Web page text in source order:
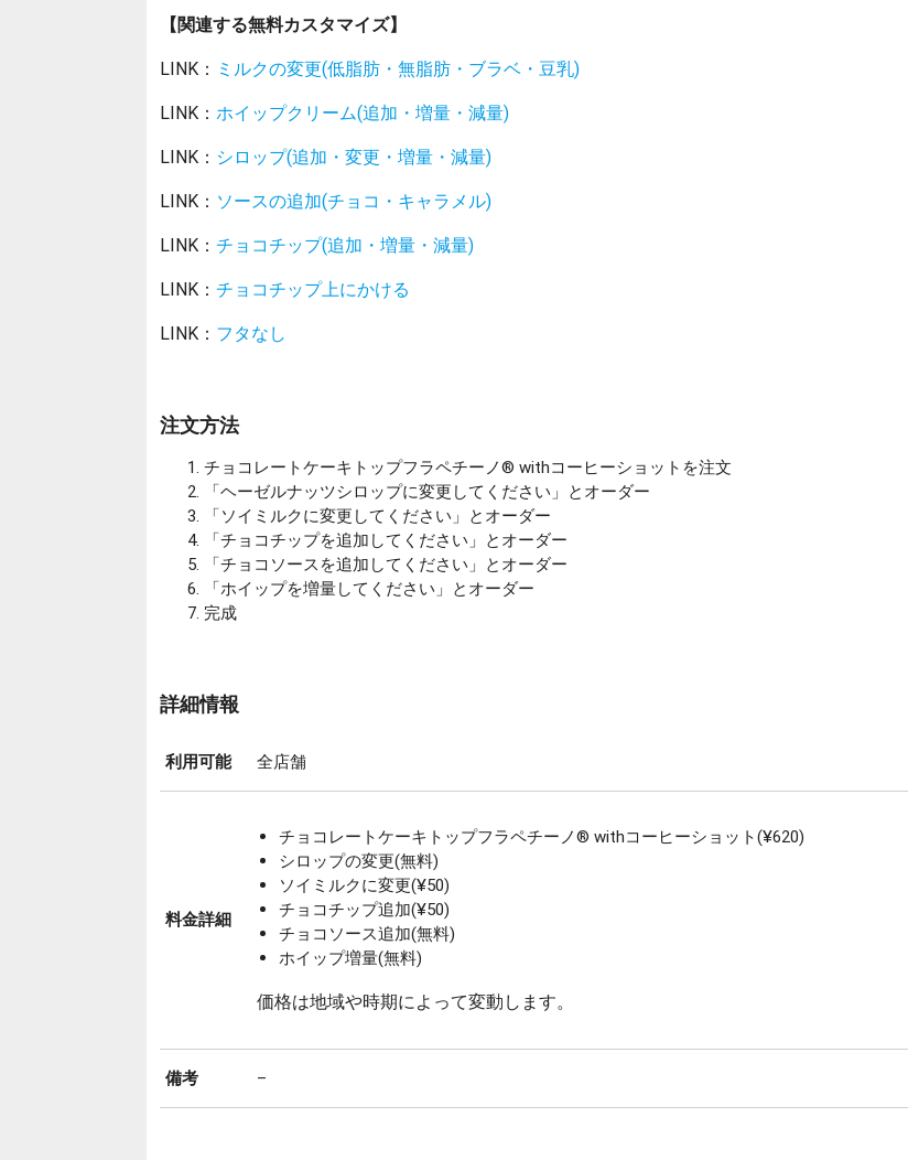
【関連する無料カスタマイズ】
LINK： ミルクの変更(低脂肪・無脂肪・ブラベ・豆乳)
LINK： ホイップクリーム(追加・増量・減量)
LINK： シロップ(追加・変更・増量・減量)
LINK： ソースの追加(チョコ・キャラメル)
LINK： チョコチップ(追加・増量・減量)
LINK： チョコチップ上にかける
LINK： フタなし
注文方法
チョコレートケーキトップフラペチーノ® withコーヒーショットを注文
「ヘーゼルナッツシロップに変更してください」とオーダー
「ソイミルクに変更してください」とオーダー
「チョコチップを追加してください」とオーダー
「チョコソースを追加してください」とオーダー
「ホイップを増量してください」とオーダー
完成
詳細情報
利用可能 全店舗
料金詳細
チョコレートケーキトップフラペチーノ® withコーヒーショット(¥620)
シロップの変更(無料)
ソイミルクに変更(¥50)
チョコチップ追加(¥50)
チョコソース追加(無料)
ホイップ増量(無料)
価格は地域や時期によって変動します。
備考 –